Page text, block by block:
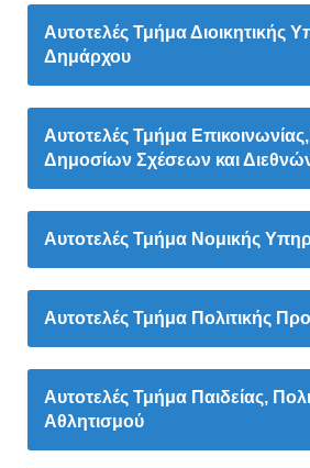
Αυτοτελές Τμήμα Διοικητικής
Δημάρχου
Αυτοτελές Τμήμα
Δημοσίων Σχέσεων και
Αυτοτελές Τμήμα Νομικής
Αυτοτελές Τμήμα Πολιτικής
Αυτοτελές Τμήμα Παιδείας,
Αθλητισμού